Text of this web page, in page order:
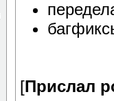
[Прислал